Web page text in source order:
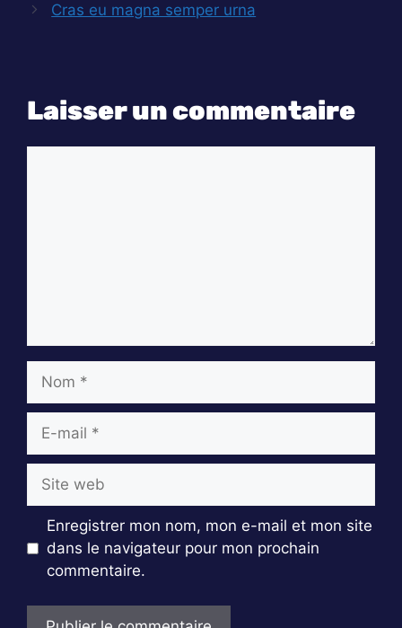
Cras eu magna semper urna
Laisser un commentaire
Nom
Site
web
Enregistrer mon nom, mon e-mail et mon site
dans le navigateur pour mon prochain
commentaire.